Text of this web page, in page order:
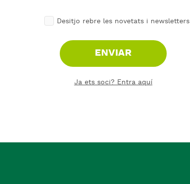
Desitjo rebre les novetats i newsletters
ENVIAR
Ja ets soci? Entra aquí